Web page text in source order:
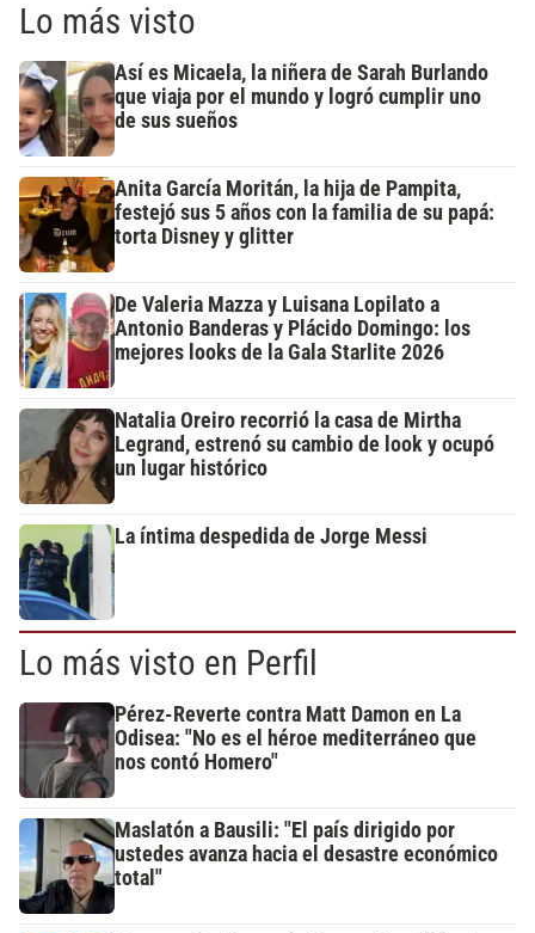
Lo más visto
Así es Micaela, la niñera de Sarah Burlando
que viaja por el mundo y logró cumplir uno
de sus sueños
Anita García Moritán, la hija de Pampita,
festejó sus 5 años con la familia de su papá:
torta Disney y glitter
De Valeria Mazza y Luisana Lopilato a
Antonio Banderas y Plácido Domingo: los
mejores looks de la Gala Starlite 2026
Natalia Oreiro recorrió la casa de Mirtha
Legrand, estrenó su cambio de look y ocupó
un lugar histórico
La íntima despedida de Jorge Messi
Lo más visto en Perfil
Pérez-Reverte contra Matt Damon en La
Odisea: "No es el héroe mediterráneo que
nos contó Homero"
Maslatón a Bausili: "El país dirigido por
ustedes avanza hacia el desastre económico
total"